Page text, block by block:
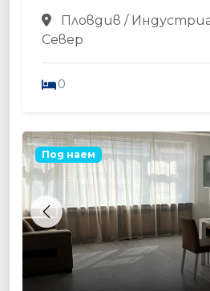
Пловдив /
Север
0
Previous
Под наем